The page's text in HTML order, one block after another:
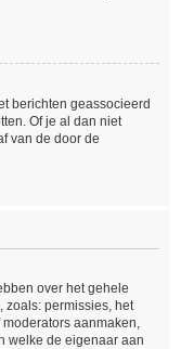
berichten geassocieerd
Of je al dan niet
van de door de
over het gehele
zoals: permissies, het
aanmaken,
welke de eigenaar aan